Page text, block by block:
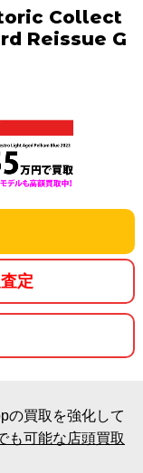
Collect
Reissue G
定
の買取を強化して
も可能な店頭買取